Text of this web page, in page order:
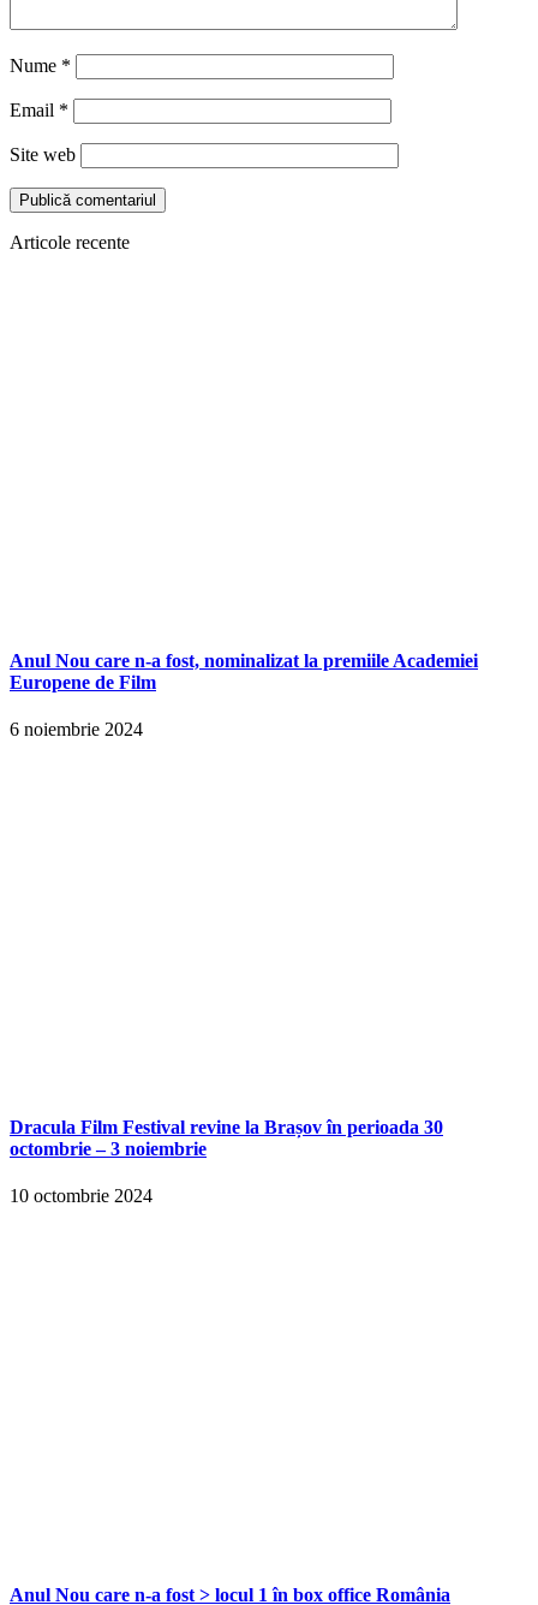
Nume *
Email *
Site web
Articole recente
Anul Nou care n-a fost, nominalizat la premiile Academiei
Europene de Film
6 noiembrie 2024
Dracula Film Festival revine la Brașov în perioada 30
octombrie – 3 noiembrie
10 octombrie 2024
Anul Nou care n-a fost > locul 1 în box office România